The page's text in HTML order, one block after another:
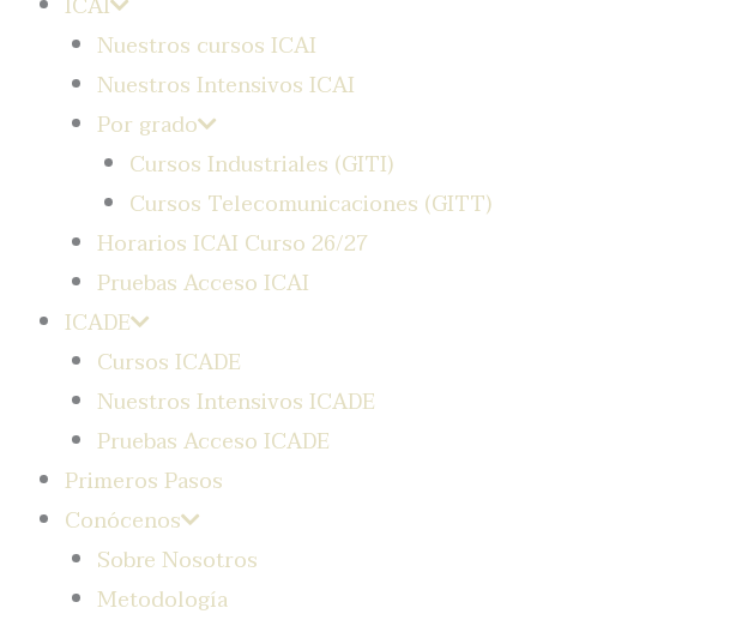
Nuestros cursos ICAI
Nuestros Intensivos ICAI
Por grado
Cursos Industriales (GITI)
Cursos Telecomunicaciones (GITT)
Horarios ICAI Curso 26/27
Pruebas Acceso ICAI
ICADE
Cursos ICADE
Nuestros Intensivos ICADE
Pruebas Acceso ICADE
Primeros Pasos
Conócenos
Sobre Nosotros
Metodología